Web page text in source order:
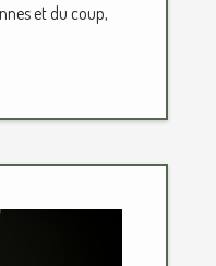
et du coup,